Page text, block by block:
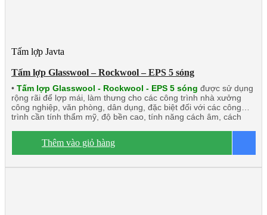
Tấm lợp Javta
Tấm lợp Glasswool – Rockwool – EPS 5 sóng
• Tấm lợp Glasswool - Rockwool - EPS 5 sóng được sử dụng
rộng rãi để lợp mái, làm thưng cho các công trình nhà xưởng
công nghiệp, văn phòng, dân dụng, đặc biệt đối với các công
trình cần tính thẩm mỹ, độ bền cao, tính năng cách âm, cách
2 mặt tônTấm lợp Rockwool 5 sóng 3 lớp 2 mặt tôn
EPS 5 sóng công nghiệp
Thêm vào giỏ hàng